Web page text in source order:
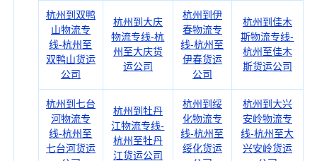
杭州到双鸭
山物流专
线-杭州至
双鸭山货运
公司
杭州到大庆
物流专线-杭
州至大庆货
运公司
杭州到伊
春物流专
线-杭州至
伊春货运
公司
杭州到佳木
斯物流专线-
杭州至佳木
斯货运公司
杭州到七台
河物流专
线-杭州至
七台河货运
杭州到牡丹
江物流专线-
杭州至牡丹
江货运公司
杭州到绥
化物流专
线-杭州至
绥化货运
杭州到大兴
安岭物流专
线-杭州至大
兴安岭货运